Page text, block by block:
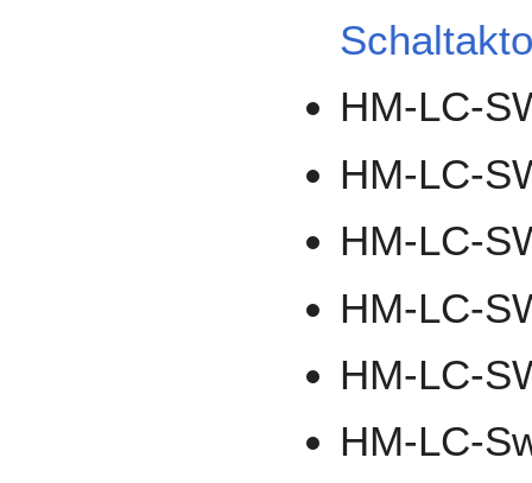
HM-LC-
HM-LC-
HM-LC-
HM-LC-
HM-LC-
HM-LC-